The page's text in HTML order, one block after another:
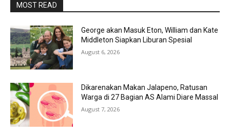
MOST READ
George akan Masuk Eton, William dan Kate
Middleton Siapkan Liburan Spesial
August 6, 2026
Dikarenakan Makan Jalapeno, Ratusan
Warga di 27 Bagian AS Alami Diare Massal
August 7, 2026